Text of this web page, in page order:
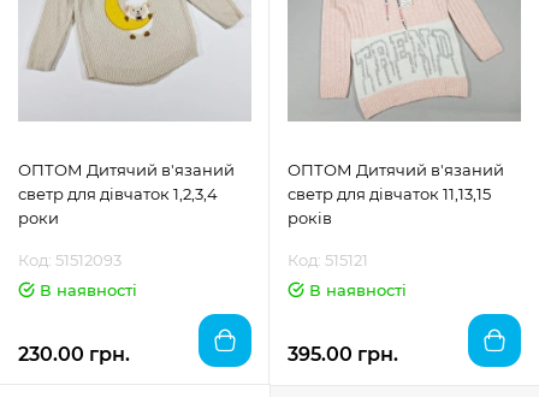
ОПТОМ Дитячий в'язаний
светр для дівчаток 1,2,3,4
роки
Код: 51512093
В наявності
230.00 грн.
ОПТОМ Дитячий в'язаний
светр для дівчаток 11,13,15
років
Код: 515121
В наявності
395.00 грн.